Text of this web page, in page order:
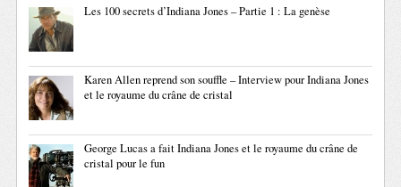
Les 100 secrets d’Indiana Jones – Partie 1 : La genèse
Karen Allen reprend son souffle – Interview pour Indiana Jones
et le royaume du crâne de cristal
George Lucas a fait Indiana Jones et le royaume du crâne de
cristal pour le fun